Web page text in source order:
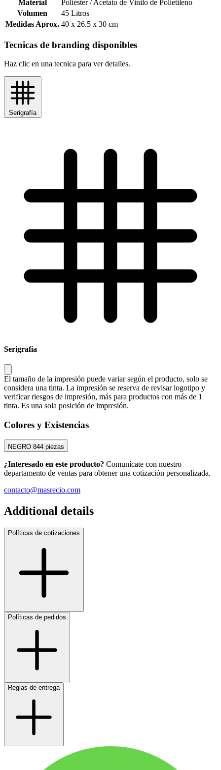
Material
Poliéster / Acetato de Vinilo de Polietileno
Volumen
45 Litros
Medidas Aprox. 40 x 26.5 x 30 cm
Tecnicas de branding disponibles
Haz clic en una tecnica para ver detalles.
Serigrafía
Serigrafía
El tamaño de la impresión puede variar según el producto, solo se
considera una tinta. La impresión se reserva de revisar logotipo y
verificar riesgos de impresión, más para productos con más de 1
tinta. Es una sola posición de impresión.
Colores y Existencias
NEGRO 844 piezas
¿Interesado en este producto? Comunícate con nuestro
departamento de ventas para obtener una cotización personalizada.
contacto@masrecio.com
Additional details
Políticas de cotizaciones
Políticas de pedidos
Reglas de entrega